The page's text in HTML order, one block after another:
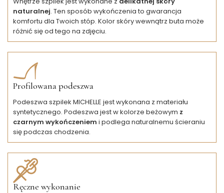
naturalnej. Ten sposób wykończenia to gwarancja
komfortu dla Twoich stóp. Kolor skóry wewnątrz buta może
różnić się od tego na zdjęciu.
Profilowana podeszwa
Podeszwa szpilek MICHELLE jest wykonana z materiału
syntetycznego. Podeszwa jest w kolorze beżowym z
czarnym wykończeniem i podlega naturalnemu ścieraniu
się podczas chodzenia.
Ręczne wykonanie